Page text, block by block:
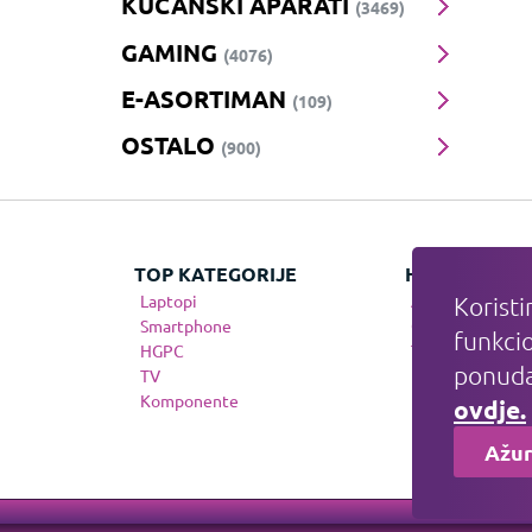
(3469)
GAMING (4076)
E-ASORTIMAN (109)
OSTALO (900)
ovdje.
TOP KATEGORIJE
Laptopi
Smartphone
HGPC
TV
Komponente
HIT
Apple
Gaming
Telefonija